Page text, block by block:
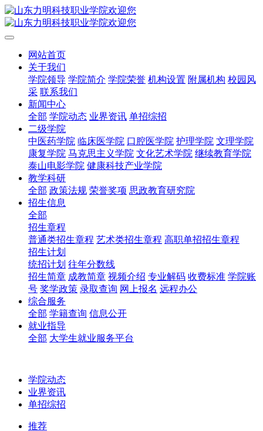
网站首页
关于我们
学院领导 学院简介 学院荣誉 机构设置 附属机构 校园风
采 联系我们
新闻中心
全部 学院动态 业界资讯 单招综招
二级学院
中医药学院 临床医学院 口腔医学院 护理学院 文理学院
康复学院 马克思主义学院 文化艺术学院 继续教育学院
泰山电影学院 健康科技产业学院
教学科研
全部 政策法规 荣誉奖项 思政教育研究院
招生信息
全部
招生章程
普通类招生章程 艺术类招生章程 高职单招招生章程
招生计划
统招计划 往年分数线
招生简章 成教简章 视频介绍 专业解码 收费标准 学院账
号 奖学政策 录取查询 网上报名 远程办公
综合服务
全部 学籍查询 信息公开
就业指导
全部 大学生就业服务平台
学院动态
业界资讯
单招综招
推荐